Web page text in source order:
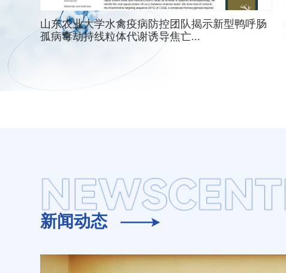
山东农业大学水禽疫病防控团队揭示新型鸭呼肠
孤病毒劫持线粒体代谢诱导焦亡...
新闻动态